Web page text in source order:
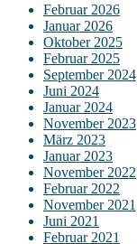
Februar 2026
Januar 2026
Oktober 2025
Februar 2025
September 2024
Juni 2024
Januar 2024
November 2023
März 2023
Januar 2023
November 2022
Februar 2022
November 2021
Juni 2021
Februar 2021